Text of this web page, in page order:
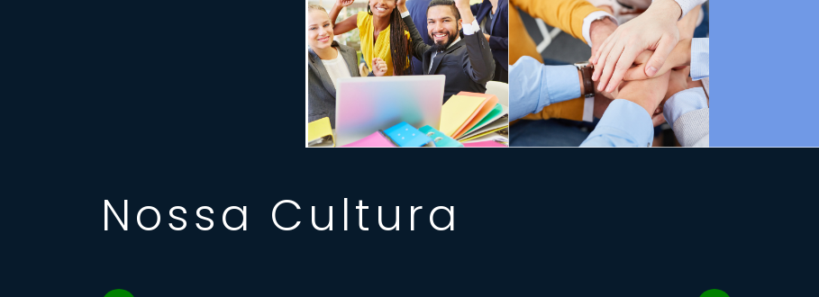
Nossa Cultura